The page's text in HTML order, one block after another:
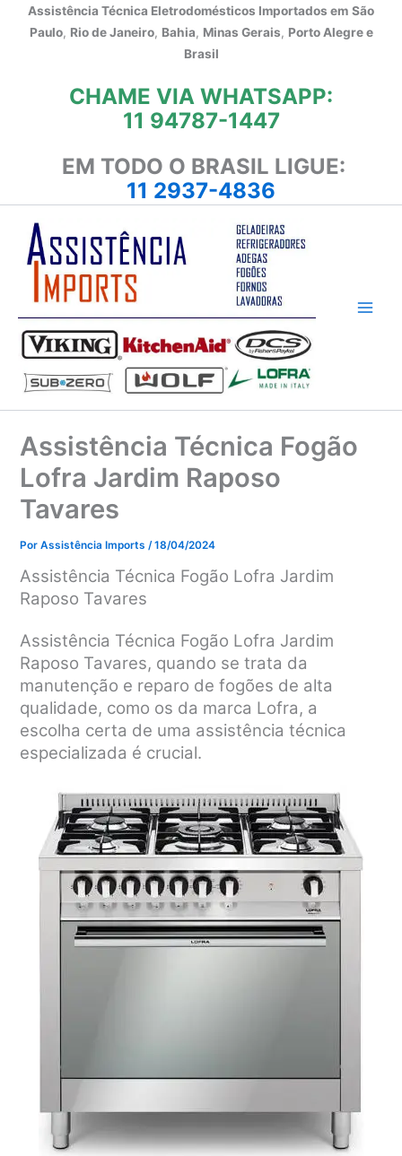
Assistência Técnica Eletrodomésticos Importados em São
Paulo, Rio de Janeiro, Bahia, Minas Gerais, Porto Alegre e
Brasil
CHAME VIA WHATSAPP:
11 94787-1447
EM TODO O BRASIL LIGUE:
11 2937-4836
Assistência Técnica Fogão
Lofra Jardim Raposo
Tavares
PorAssistência Imports/18/04/2024
Assistência Técnica Fogão Lofra Jardim
Raposo Tavares
Assistência Técnica Fogão Lofra Jardim
Raposo Tavares, quando se trata da
manutenção e reparo de fogões de alta
qualidade, como os da marca Lofra, a
escolha certa de uma assistência técnica
especializada é crucial.